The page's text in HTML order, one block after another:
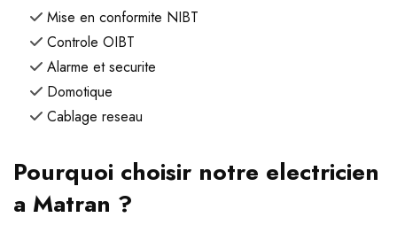
Mise en conformite NIBT
Controle OIBT
Alarme et securite
Domotique
Cablage reseau
Pourquoi choisir notre electricien
a Matran ?